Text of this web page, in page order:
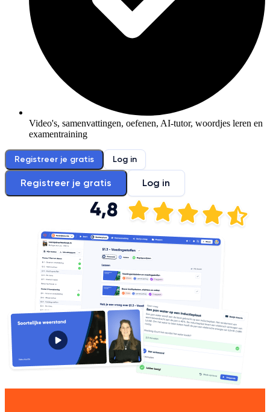
Video's, samenvattingen, oefenen, AI-tutor, woordjes leren en
examentraining
Registreer je gratis Log in
Registreer je gratis Log in